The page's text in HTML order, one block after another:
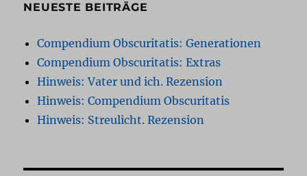
NEUESTE BEITRÄGE
Compendium Obscuritatis: Generationen
Compendium Obscuritatis: Extras
Hinweis: Vater und ich. Rezension
Hinweis: Compendium Obscuritatis
Hinweis: Streulicht. Rezension